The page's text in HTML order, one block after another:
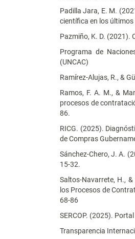
Padilla Jara, E. M.
científica en los
Pazmiño, K. D. (2021).
Programa de
(UNCAC)
Ramírez-Alujas, R., &
Ramos, F. A. M., &
procesos de
86.
RICG. (2025).
de Compras
Sánchez-Chero, J. A.
15-32.
Saltos-Navarrete, H.,
los Procesos de
68-86
SERCOP. (2025).
Transparencia